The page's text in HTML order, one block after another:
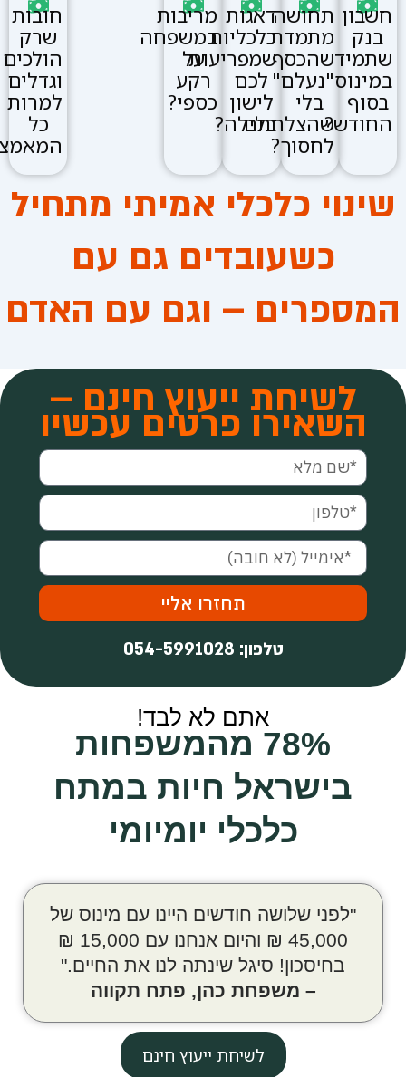
חשבון
בנק
שתמיד
במינוס
בסוף
החודש?
תחושה
מתמדת
שהכסף
"נעלם"
בלי
שהצלחתם
לחסוך?
דאגות
כלכליות
שמפריעות
לכם
לישון
בלילה?
מריבות
במשפחה
על
רקע
כספי?
חובות
שרק
הולכים
וגדלים
למרות
כל
שינוי כלכלי אמיתי מתחיל
כשעובדים גם עם
המספרים – וגם עם האדם
לשיחת ייעוץ חינם –
השאירו פרטים עכשיו
*שם
מלא
טלפון
אימייל
תחזרו אליי
טלפון: 054-5991028
אתם לא לבד!
78% מהמשפחות
בישראל חיות במתח
כלכלי יומיומי
"לפני שלושה חודשים היינו עם מינוס של
45,000 ₪ והיום אנחנו עם 15,000 ₪
בחיסכון! סיגל שינתה לנו את החיים."
– משפחת כהן, פתח תקווה
לשיחת ייעוץ חינם